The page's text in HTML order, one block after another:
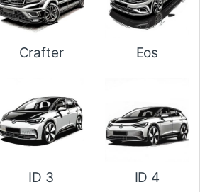
Crafter Eos
ID 3 ID 4